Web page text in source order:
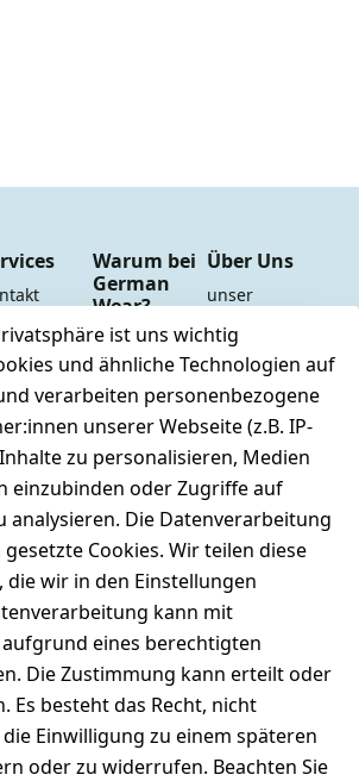
ist uns wichtig
und ähnliche Technologien auf
verarbeiten personenbezogene
unserer Webseite (z.B. IP-
zu personalisieren, Medien
einzubinden oder Zugriffe auf
analysieren. Die Datenverarbeitung
Cookies. Wir teilen diese
wir in den Einstellungen
kann mit
eines berechtigten
Die Zustimmung kann erteilt oder
Es besteht das Recht, nicht
Einwilligung zu einem späteren
oder zu widerrufen. Beachten Sie
&
&
drucken
- Häufig
Warum bei
German
Wear?
Dauer
Tiefpreisgara
ntie*
Express-24h-
Versand
24/7 aktueller
Warenbestan
d
+ 95% aus
eigener
Herstellung
+ 60 Jahre
Geschäftserfa
hrung
Über Uns
unser
YouTube-
Kanal
unsere
Facebook-
Seite
unsere
Damen &
Herren
unsere
Gutscheine &
SALE
Whatsapp Nr.:
+49511676950
14